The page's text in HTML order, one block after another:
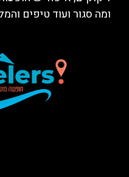
ומה סגור ועוד טיפים